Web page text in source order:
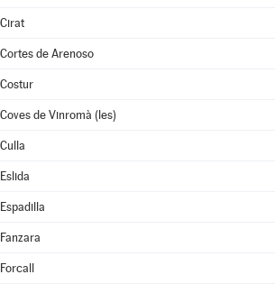
Cirat
Cortes de Arenoso
Costur
Coves de Vinromà (les)
Culla
Eslida
Espadilla
Fanzara
Forcall